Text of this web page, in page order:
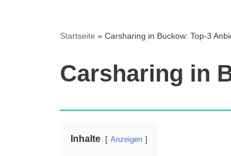
Startseite » Carsharing in Buckow: Top-3
Carsharing in
Inhalte Anzeigen